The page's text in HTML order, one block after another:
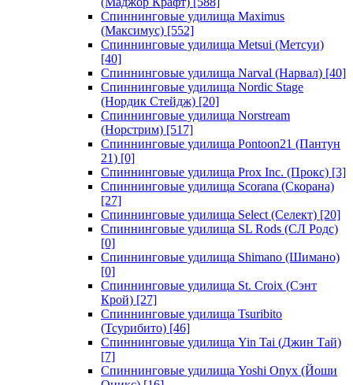
Спиннинговые удилища Maximus
(Максимус) [552]
Спиннинговые удилища Metsui (Метсуи)
[40]
Спиннинговые удилища Narval (Нарвал) [40]
Спиннинговые удилища Nordic Stage
(Нордик Стейдж) [20]
Спиннинговые удилища Norstream
(Норстрим) [517]
Спиннинговые удилища Pontoon21 (Пантун
21) [0]
Спиннинговые удилища Prox Inc. (Прокс) [3]
Спиннинговые удилища Scorana (Скорана)
[27]
Спиннинговые удилища Select (Селект) [20]
Спиннинговые удилища SL Rods (СЛ Родс)
[0]
Спиннинговые удилища Shimano (Шимано)
[0]
Спиннинговые удилища St. Croix (Сэнт
Крой) [27]
Спиннинговые удилища Tsuribito
(Тсурибито) [46]
Спиннинговые удилища Yin Tai (Джин Тай)
[7]
Спиннинговые удилища Yoshi Onyx (Йоши